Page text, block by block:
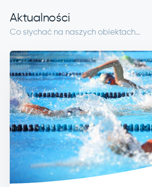
Aktualności
Co słychać na naszych obiektach…